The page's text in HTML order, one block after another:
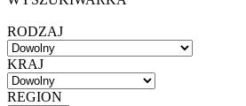
RODZAJ
KRAJ
REGION